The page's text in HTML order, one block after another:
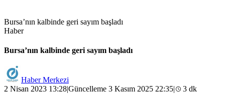
Bursa’nın kalbinde geri sayım başladı
Haber
Bursa’nın kalbinde geri sayım başladı
Haber Merkezi
2 Nisan 2023 13:28|Güncelleme 3 Kasım 2025 22:35| 3 dk